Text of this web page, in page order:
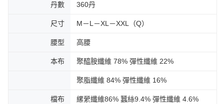
丹數 360丹
尺寸 M－L－XL－XXL（Q）
腰型 高腰
本布 聚醯胺纖維 78% 彈性纖維 22%
聚脂纖維 84% 彈性纖維 16%
檔布 縲縈纖維86% 蠶絲9.4% 彈性纖維 4.6%